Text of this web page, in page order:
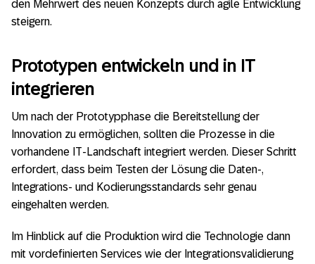
den Mehrwert des neuen Konzepts durch agile Entwicklung
steigern.
Prototypen entwickeln und in IT
integrieren
Um nach der Prototypphase die Bereitstellung der
Innovation zu ermöglichen, sollten die Prozesse in die
vorhandene IT-Landschaft integriert werden. Dieser Schritt
erfordert, dass beim Testen der Lösung die Daten-,
Integrations- und Kodierungsstandards sehr genau
eingehalten werden.
Im Hinblick auf die Produktion wird die Technologie dann
mit vordefinierten Services wie der Integrationsvalidierung